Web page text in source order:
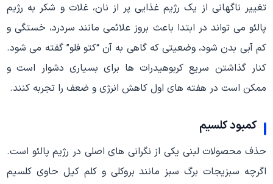
تغییر ناگهانی از یک رژیم غذایی پر از نان، غلات و شکر به رژیم
پالئو می تواند در ابتدا باعث بروز علائمی مانند سردرد، خستگی و
کم آبی بدن شود، وضعیتی که گاهی به آن “کتو فلو” گفته می شود.
کنار گذاشتن سریع کربوهیدرات ها برای بسیاری دشوار است و
ممکن است در هفته های اول کاهش انرژی و ضعف را تجربه کنند.
کمبود کلسیم
حذف محصولات لبنی یکی از نگرانی های اصلی در رژیم پالئو است.
اگرچه سبزیجات برگ سبز مانند بروکلی و کلم کیل حاوی کلسیم